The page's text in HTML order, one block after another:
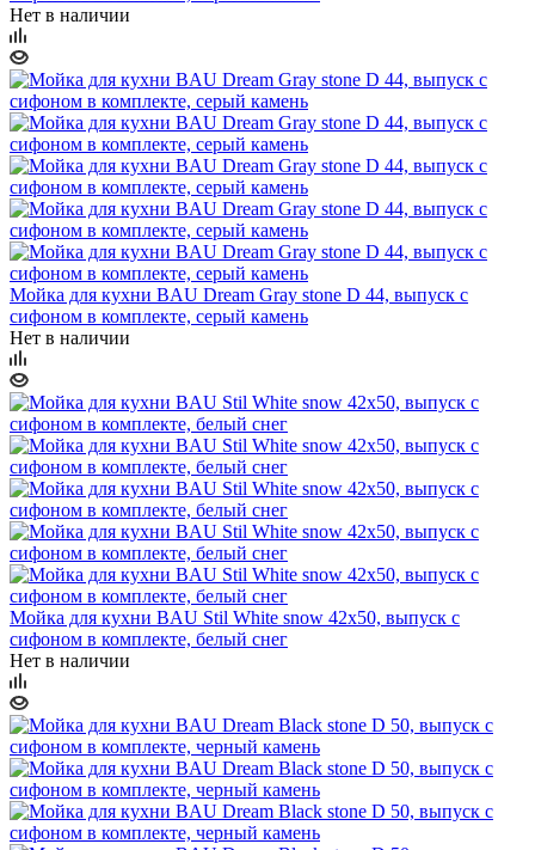
Нет в наличии
Мойка для кухни BAU Dream Gray stone D 44, выпуск с
сифоном в комплекте, серый камень
Нет в наличии
Мойка для кухни BAU Stil White snow 42х50, выпуск с
сифоном в комплекте, белый снег
Нет в наличии